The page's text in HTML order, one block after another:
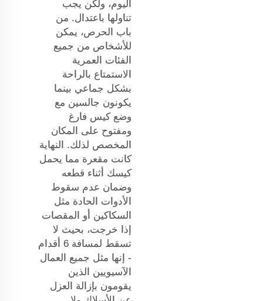
اليوم، ولكن يجب
تناولها باعتدال. من
باب الحرص، يمكن
للأشخاص من جميع
الفئات العمرية
الاستمتاع بالراحة
بشكل جماعي بينما
يكونون جالسين مع
وضع كيس فارغ
ومفتوح على المكان
المخصص لذلك. النهاية
كانت مقعرة مما يحمل
كيسك أثناء قطعه
وضمان عدم سقوط
الأدوات الحادة مثل
السكاكين أو المقصات
إذا خرجت، بحيث لا
تسقط لمسافة 6 أقدام
- إنها مثل جميع العمال
الآسيويين الذين
يقومون بإزالة العزل